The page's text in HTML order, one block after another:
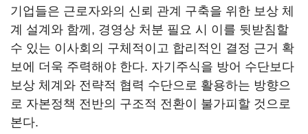
기업들은 근로자와의 신뢰 관계 구축을 위한 보상 체
계 설계와 함께, 경영상 처분 필요 시 이를 뒷받침할
수 있는 이사회의 구체적이고 합리적인 결정 근거 확
보에 더욱 주력해야 한다. 자기주식을 방어 수단보다
보상 체계와 전략적 협력 수단으로 활용하는 방향으
로 자본정책 전반의 구조적 전환이 불가피할 것으로
본다.